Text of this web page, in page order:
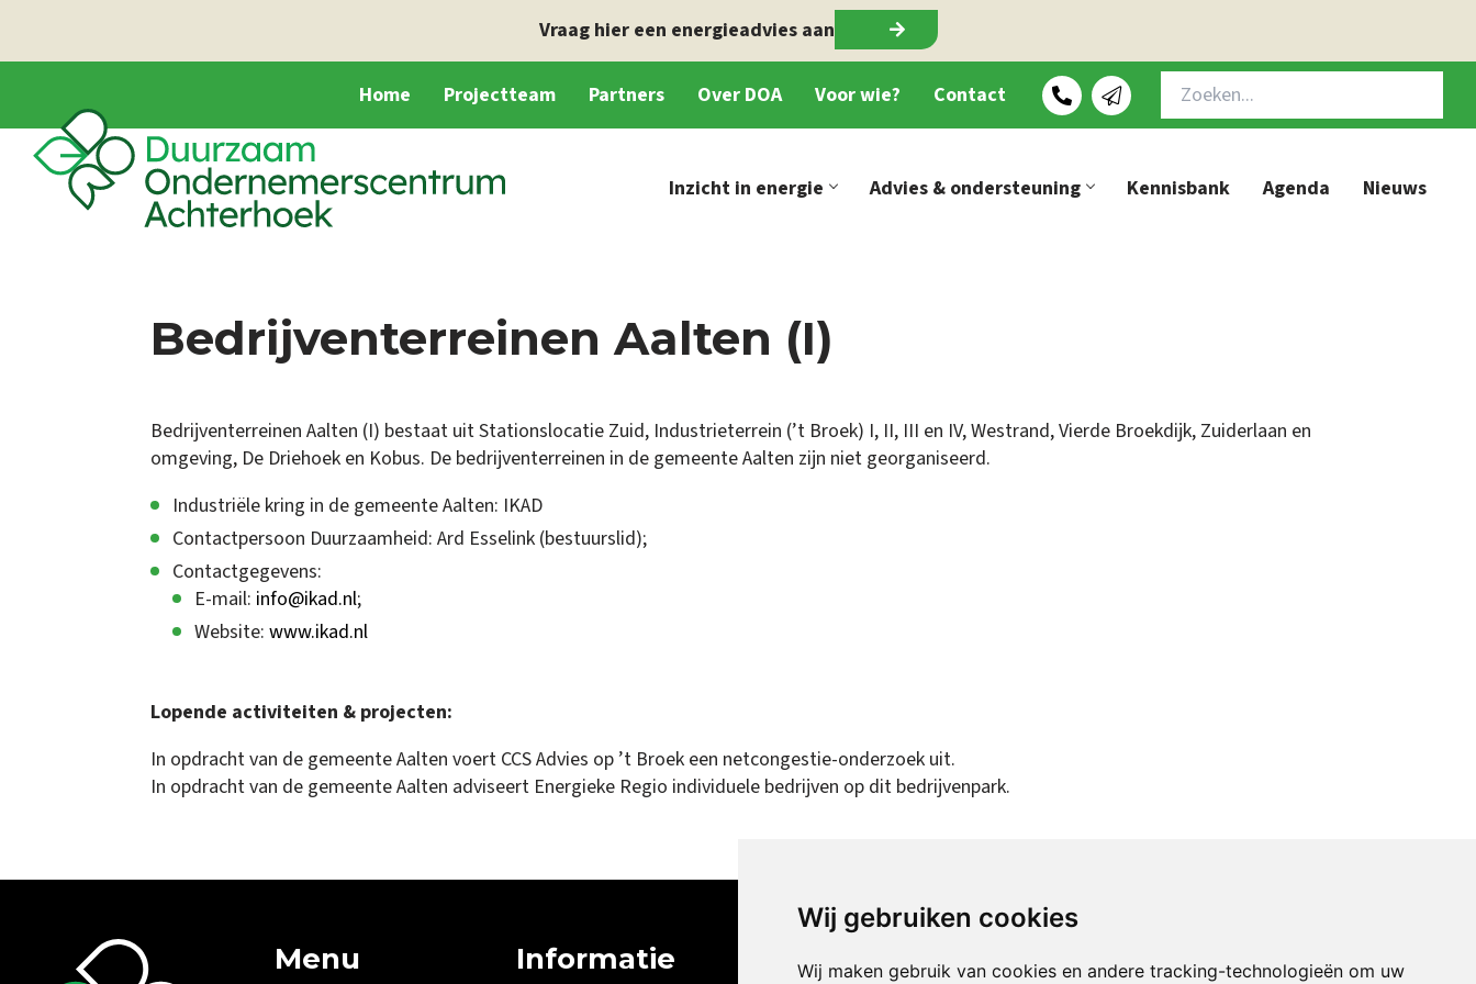
Wij gebruiken cookies
Wij maken gebruik van cookies en andere tracking-technologieën om uw
Vraag hier een energieadvies aan
Home Projectteam Partners Over DOA Voor wie? Contact
Inzicht in energie Advies & ondersteuning Kennisbank Agenda Nieuws
Bedrijventerreinen Aalten (I)
Bedrijventerreinen Aalten (I) bestaat uit Stationslocatie Zuid, Industrieterrein (’t Broek) I, II, III en IV, Westrand, Vierde Broekdijk, Zuiderlaan en
omgeving, De Driehoek en Kobus. De bedrijventerreinen in de gemeente Aalten zijn niet georganiseerd.
Industriële kring in de gemeente Aalten: IKAD
Contactpersoon Duurzaamheid: Ard Esselink (bestuurslid);
Contactgegevens:
E-mail: info@ikad.nl;
Website: www.ikad.nl
Lopende activiteiten & projecten:
In opdracht van de gemeente Aalten voert CCS Advies op ’t Broek een netcongestie-onderzoek uit.
In opdracht van de gemeente Aalten adviseert Energieke Regio individuele bedrijven op dit bedrijvenpark.
Menu Informatie Socials Nieuwsbrief